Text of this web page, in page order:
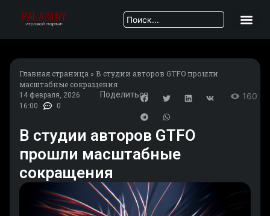
Главная страница » В студии авторов GTFO прошли
масштабные сокращения
14 февраля, 2026
16:00
0
Поделиться 160
В студии авторов GTFO
прошли масштабные
сокращения